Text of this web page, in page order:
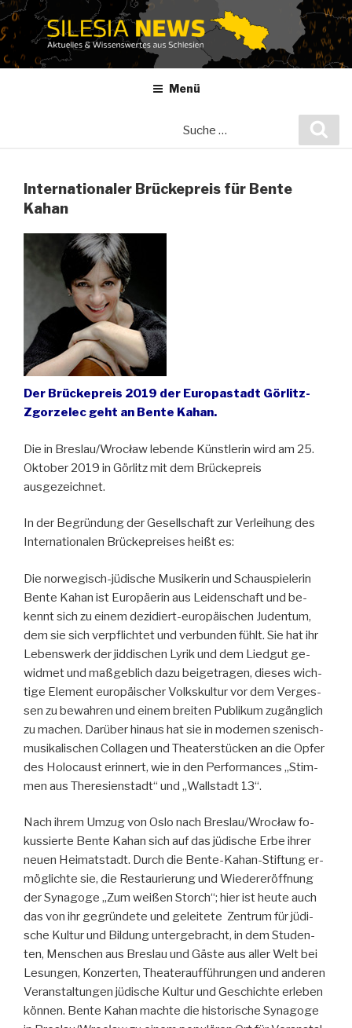
Zum
Inhalt
springen
Menü
Internationaler Brückepreis für Bente
Kahan
Der Brückepreis 2019 der Europastadt Görlitz-
Zgorzelec geht an Bente Kahan.
Die in Breslau/Wrocław lebende Künstlerin wird am 25.
Oktober 2019 in Görlitz mit dem Brückepreis
ausgezeichnet.
In der Begründung der Gesellschaft zur Verleihung des
Internationalen Brückepreises heißt es:
Die nor­we­gisch-jü­di­sche Mu­si­ke­rin und Schau­spie­le­rin
Ben­te Ka­han ist Eu­ro­päe­rin aus Lei­den­schaft und be­
kennt sich zu ei­nem de­zi­diert-eu­ro­päi­schen Ju­den­tum,
dem sie sich ver­pflich­tet und ver­bun­den fühlt. Sie hat ihr
Le­bens­werk der jid­di­schen Ly­rik und dem Lied­gut ge­
wid­met und maß­geb­lich da­zu bei­ge­tra­gen, die­ses wich­
ti­ge Ele­ment eu­ro­päi­scher Volks­kul­tur vor dem Ver­ges­
sen zu be­wah­ren und ei­nem brei­ten Pu­bli­kum zu­gäng­lich
zu ma­chen. Dar­über hin­aus hat sie in mo­der­nen sze­nisch-
mu­si­ka­li­schen Col­la­gen und Thea­ter­stü­cken an die Op­fer
des Ho­lo­caust er­in­nert, wie in den Per­for­man­ces „Stim­
men aus The­re­si­en­stadt“ und „Wall­stadt 13“.
Nach ih­rem Um­zug von Os­lo nach Bres­lau/Wrocław fo­
kus­sier­te Ben­te Ka­han sich auf das jü­di­sche Er­be ih­rer
neu­en Hei­mat­stadt. Durch die Ben­te-Ka­han-Stif­tung er­
mög­lich­te sie, die Re­stau­rie­rung und Wie­der­er­öff­nung
der Syn­ago­ge „Zum wei­ßen Storch“; hier ist heu­te auch
das von ihr ge­grün­de­te und ge­lei­te­te Zen­trum für jü­di­
sche Kul­tur und Bil­dung un­ter­ge­bracht, in dem Stu­den­
ten, Men­schen aus Bres­lau und Gäs­te aus al­ler Welt bei
Le­sun­gen, Kon­zer­ten, Thea­ter­auf­füh­run­gen und an­de­ren
Ver­an­stal­tun­gen jü­di­sche Kul­tur und Ge­schich­te er­le­ben
kön­nen. Ben­te Ka­han mach­te die his­to­ri­sche Syn­ago­ge